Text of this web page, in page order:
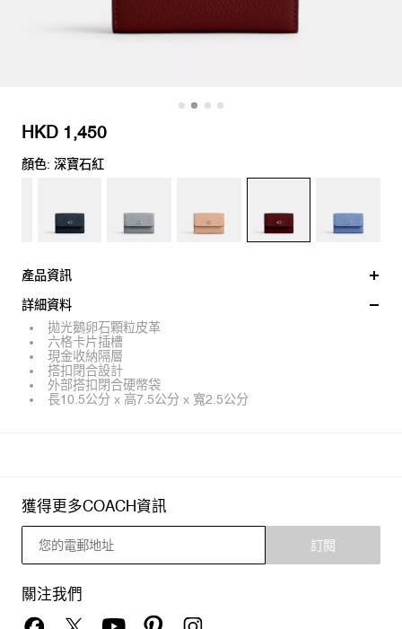
HKD 1,450
顏色: 深寶石紅
產品資訊
詳細資料
拋光鵝卵石顆粒皮革
六格卡片插槽
現金收納隔層
搭扣閉合設計
外部搭扣閉合硬幣袋
長10.5公分 x 高7.5公分 x 寬2.5公分
獲得更多COACH資訊
訂閱
關注我們